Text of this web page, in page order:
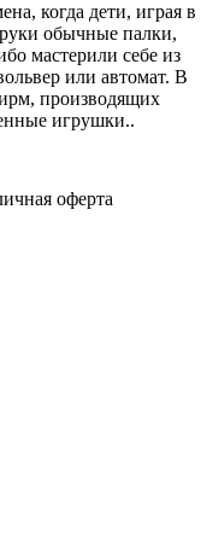
когда дети, играя в
обычные палки,
мастерили себе из
или автомат. В
производящих
игрушки..
оферта